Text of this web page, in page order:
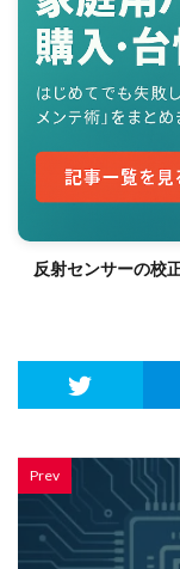
反射センサーの校
Prev